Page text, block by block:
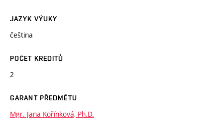
JAZYK VÝUKY
čeština
POČET KREDITŮ
2
GARANT PŘEDMĚTU
Mgr. Jana Kořínková, Ph.D.